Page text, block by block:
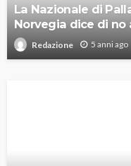
La Nazionale di
Norvegia dice di no
Redazione 5 anni ago